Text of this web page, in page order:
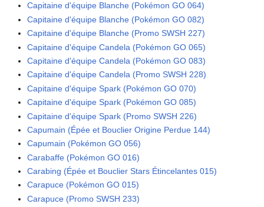
Capitaine d'équipe Blanche (Pokémon GO 064)
Capitaine d'équipe Blanche (Pokémon GO 082)
Capitaine d'équipe Blanche (Promo SWSH 227)
Capitaine d'équipe Candela (Pokémon GO 065)
Capitaine d'équipe Candela (Pokémon GO 083)
Capitaine d'équipe Candela (Promo SWSH 228)
Capitaine d'équipe Spark (Pokémon GO 070)
Capitaine d'équipe Spark (Pokémon GO 085)
Capitaine d'équipe Spark (Promo SWSH 226)
Capumain (Épée et Bouclier Origine Perdue 144)
Capumain (Pokémon GO 056)
Carabaffe (Pokémon GO 016)
Carabing (Épée et Bouclier Stars Étincelantes 015)
Carapuce (Pokémon GO 015)
Carapuce (Promo SWSH 233)